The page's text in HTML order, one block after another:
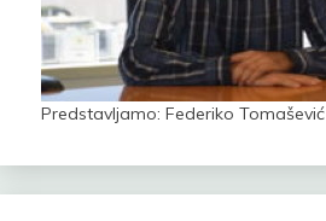
Predstavljamo: Federiko Tomašević